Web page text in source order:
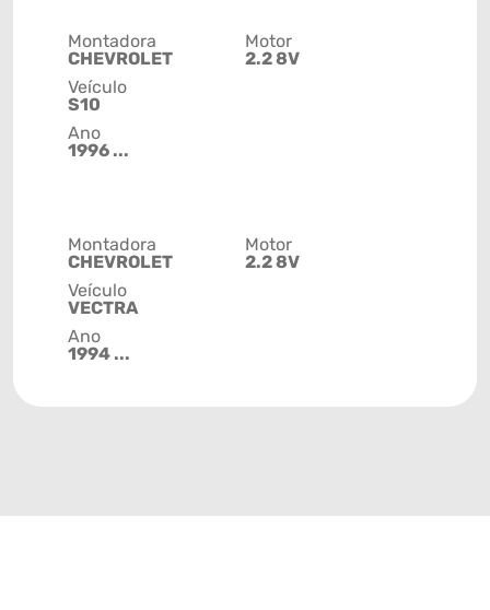
Montadora
CHEVROLET
Veículo
S10
Ano
1996 ...
Motor
2.2 8V
Montadora
CHEVROLET
Veículo
VECTRA
Ano
1994 ...
Motor
2.2 8V